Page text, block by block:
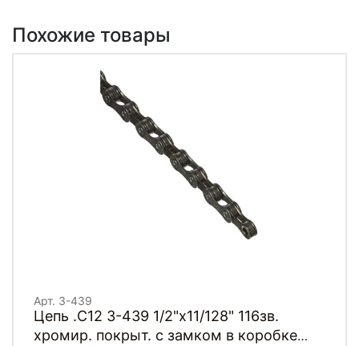
Похожие товары
Арт. 3-439
Цепь .C12 3-439 1/2"x11/128" 116зв.
хромир. покрыт. с замком в коробке